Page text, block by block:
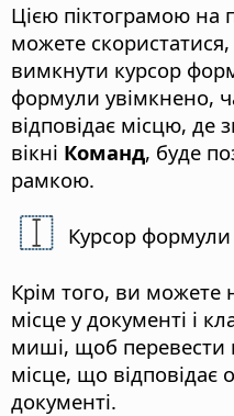
Цією піктограмою на
можете
вимкнути курсор
формули увімкнено,
відповідає місцю, де
вікні Команд, буде
рамкою.
Курсор формули
Крім того, ви можете
місце у документі і
миші, щоб перевести
місце, що
документі.